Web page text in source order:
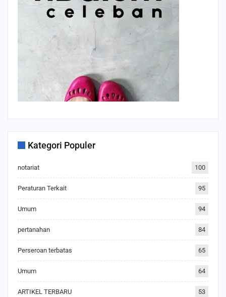
Kategori Populer
notariat 100
Peraturan Terkait 95
Umum 94
pertanahan 84
Perseroan terbatas 65
Umum 64
ARTIKEL TERBARU 53